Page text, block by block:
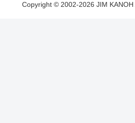
Copyright © 2002-2026 JIM KANOH